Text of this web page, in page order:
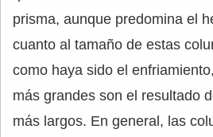
prisma, aunque predomina el
cuanto al tamaño de estas
como haya sido el
más grandes son el resultado
más largos. En general, las